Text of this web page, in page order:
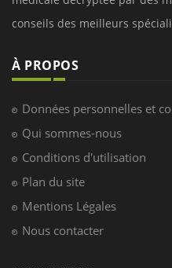
conseils des meilleurs
À PROPOS
Données personnelles et
Qui sommes-nous
Conditions d'utilisation
Plan du site
Mentions Légales
Nous contacter